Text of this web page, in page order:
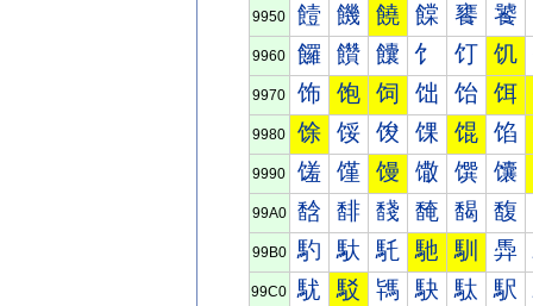
9950 饐 饑 饒 饓 饔 饕
9960 饠 饡 饢 饣 饤 饥
9970 饰 饱 饲 饳 饴 饵
9980 馀 馁 馂 馃 馄 馅
9990 馐 馑 馒 馓 馔 馕
99A0 馠 馡 馢 馣 馤 馥
99B0 馰 馱 馲 馳 馴 馵
99C0 駀 駁 駂 駃 駄 駅